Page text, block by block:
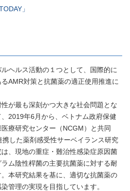
」
ヘルス活動の１つとして、国際的に
AMR対策と抗菌薬の適正使用推進に
が最も深刻かつ大きな社会問題とな
2019年6月から、ベトナム政府保健
療研究センター（NCGM）と共同
携した薬剤感受性サーベイランス研究
、現地の重症・難治性感染症原因菌
ム陰性桿菌の主要抗菌薬に対する耐
本研究結果を基に、適切な抗菌薬の
管理の実現を目指しています。